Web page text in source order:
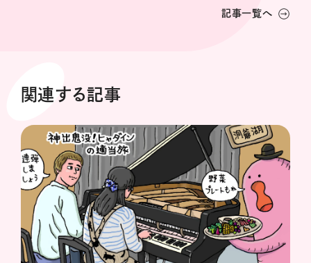
記事一覧へ
関連する記事